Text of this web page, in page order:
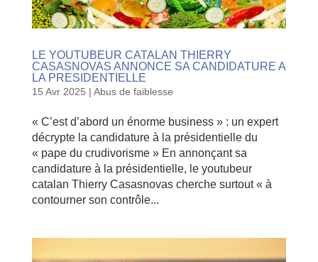
LE YOUTUBEUR CATALAN THIERRY
CASASNOVAS ANNONCE SA CANDIDATURE A
LA PRESIDENTIELLE
15 Avr 2025 | Abus de faiblesse
« C’est d’abord un énorme business » : un expert
décrypte la candidature à la présidentielle du
« pape du crudivorisme » En annonçant sa
candidature à la présidentielle, le youtubeur
catalan Thierry Casasnovas cherche surtout « à
contourner son contrôle...